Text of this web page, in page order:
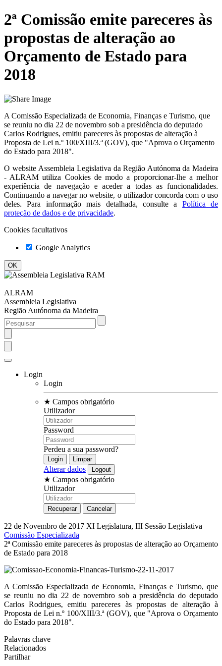
2ª Comissão emite pareceres às
propostas de alteração ao
Orçamento de Estado para
2018
A Comissão Especializada de Economia, Finanças e Turismo, que
se reuniu no dia 22 de novembro sob a presidência do deputado
Carlos Rodrigues, emitiu pareceres às propostas de alteração à
Proposta de Lei n.º 100/XIII/3.ª (GOV), que "Aprova o Orçamento
do Estado para 2018".
O website Assembleia Legislativa da Região Autónoma da Madeira
- ALRAM utiliza Cookies de modo a proporcionar-lhe a melhor
experiência de navegação e aceder a todas as funcionalidades.
Continuando a navegar no website, o utilizador concorda com o uso
deles. Para informação mais detalhada, consulte a
Política de
proteção de dados e de privacidade.
Cookies facultativos
Google Analytics
ALRAM
Assembleia Legislativa
Região Autónoma da Madeira
Login
Login
★ Campos obrigatório
Utilizador
Password
Perdeu a sua password?
Alterar dados
★ Campos obrigatório
Utilizador
22 de Novembro de 2017 XI Legislatura, III Sessão Legislativa
Comissão Especializada
2ª Comissão emite pareceres às propostas de alteração ao Orçamento
de Estado para 2018
A Comissão Especializada de Economia, Finanças e Turismo, que
se reuniu no dia 22 de novembro sob a presidência do deputado
Carlos Rodrigues, emitiu pareceres às propostas de alteração à
Proposta de Lei n.º 100/XIII/3.ª (GOV), que "Aprova o Orçamento
do Estado para 2018".
Palavras chave
Relacionados
Partilhar